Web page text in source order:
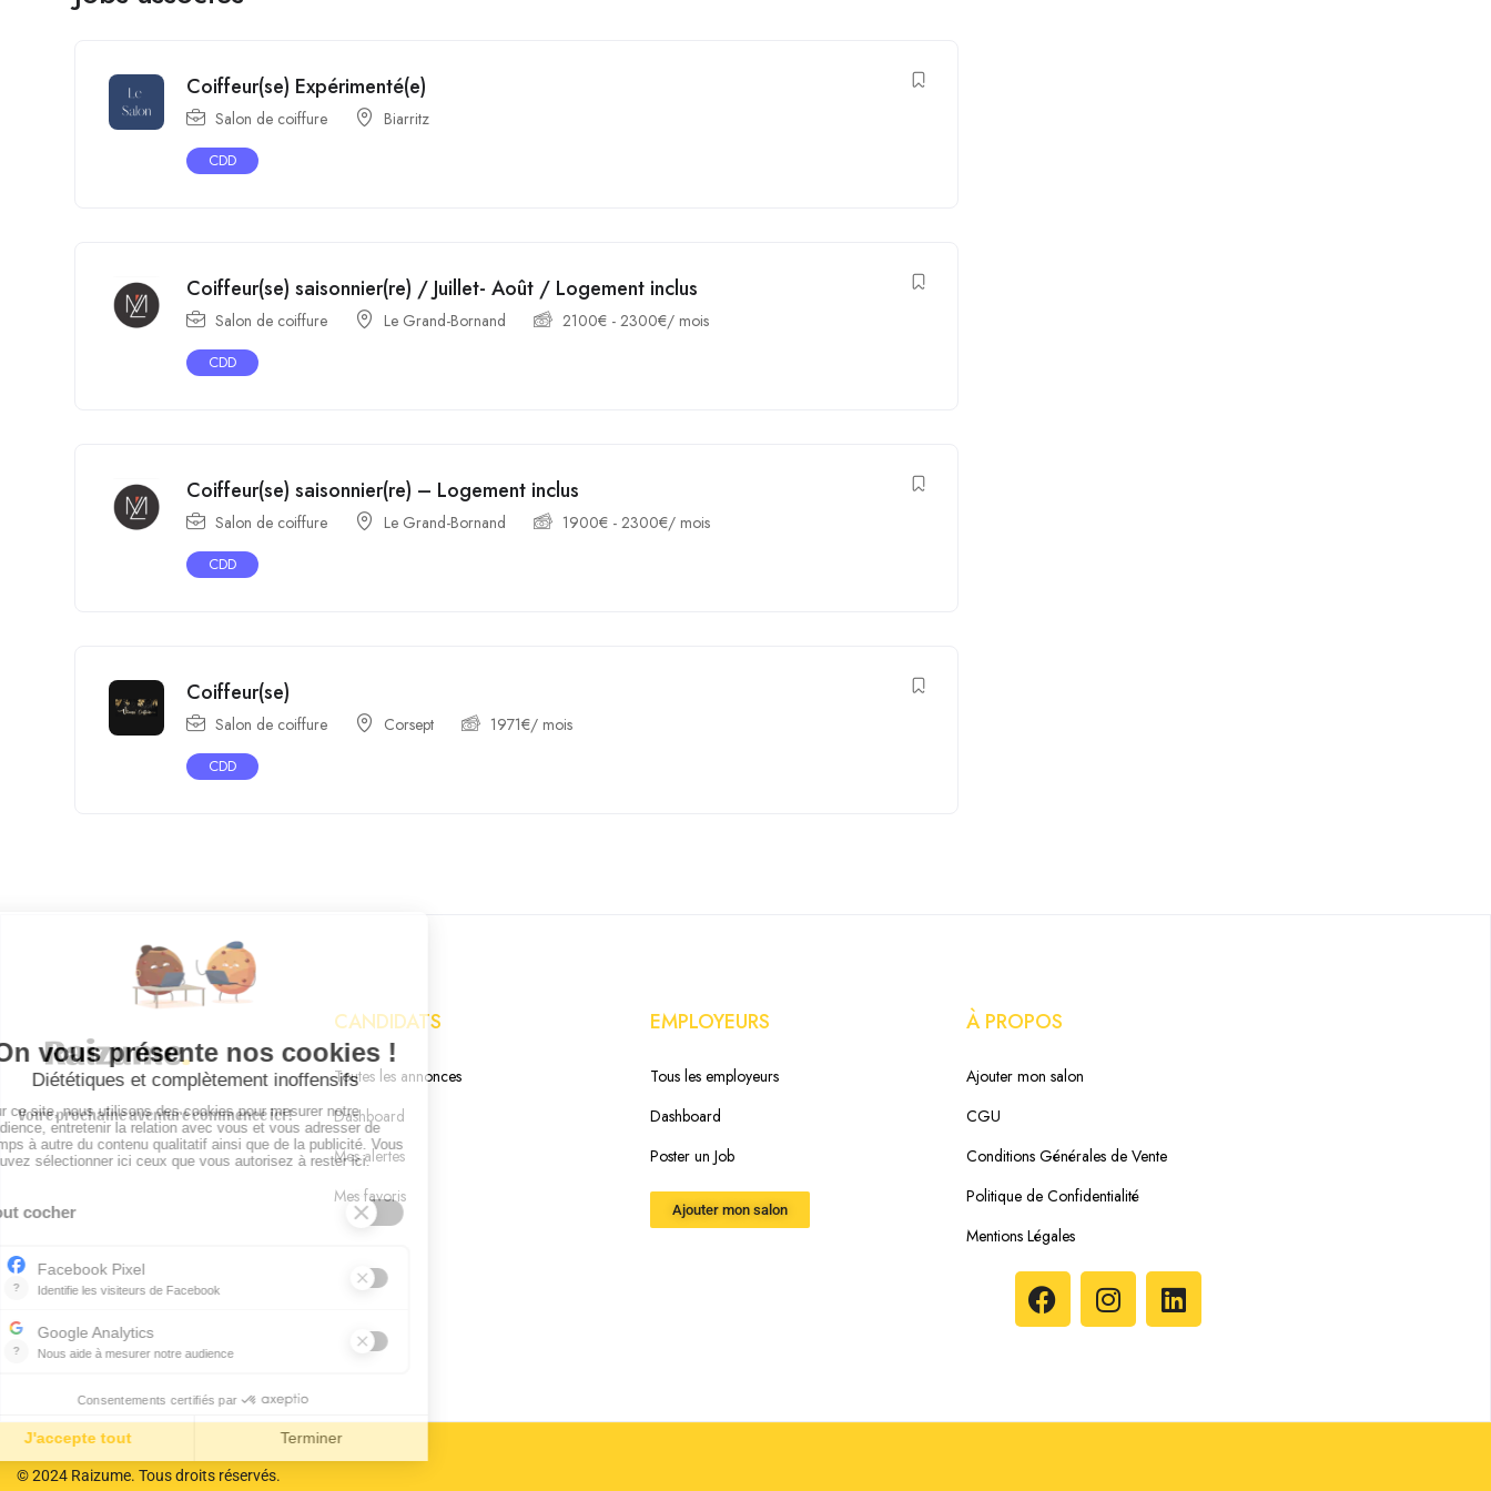
Coiffeur(se) Expérimenté(e)
Salon de coiffure Biarritz
CDD
Coiffeur(se) saisonnier(re) / Juillet- Août / Logement inclus
Salon de coiffure Le Grand-Bornand 2100€ - 2300€/ mois
CDD
Coiffeur(se) saisonnier(re) – Logement inclus
Salon de coiffure Le Grand-Bornand 1900€ - 2300€/ mois
CDD
Coiffeur(se)
Salon de coiffure Corsept 1971€/ mois
CDD
Votre prochaine aventure commence ici !
CANDIDATS
Toutes les annonces
Dashboard
Mes alertes
Mes favoris
EMPLOYEURS
Tous les employeurs
Dashboard
Poster un Job
Ajouter mon salon
À PROPOS
Ajouter mon salon
CGU
Conditions Générales de Vente
Politique de Confidentialité
Mentions Légales
© 2024 Raizume. Tous droits réservés.